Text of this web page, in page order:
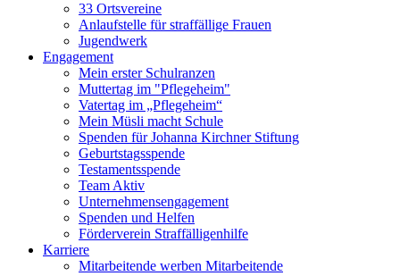
33 Ortsvereine
Anlaufstelle für straffällige Frauen
Jugendwerk
Engagement
Mein erster Schulranzen
Muttertag im "Pflegeheim"
Vatertag im „Pflegeheim“
Mein Müsli macht Schule
Spenden für Johanna Kirchner Stiftung
Geburtstagsspende
Testamentsspende
Team Aktiv
Unternehmensengagement
Spenden und Helfen
Förderverein Straffälligenhilfe
Karriere
Mitarbeitende werben Mitarbeitende